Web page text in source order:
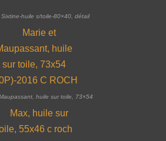
Sixtine-huile s/toile-80×40, détail
huile sur toile, 73×54